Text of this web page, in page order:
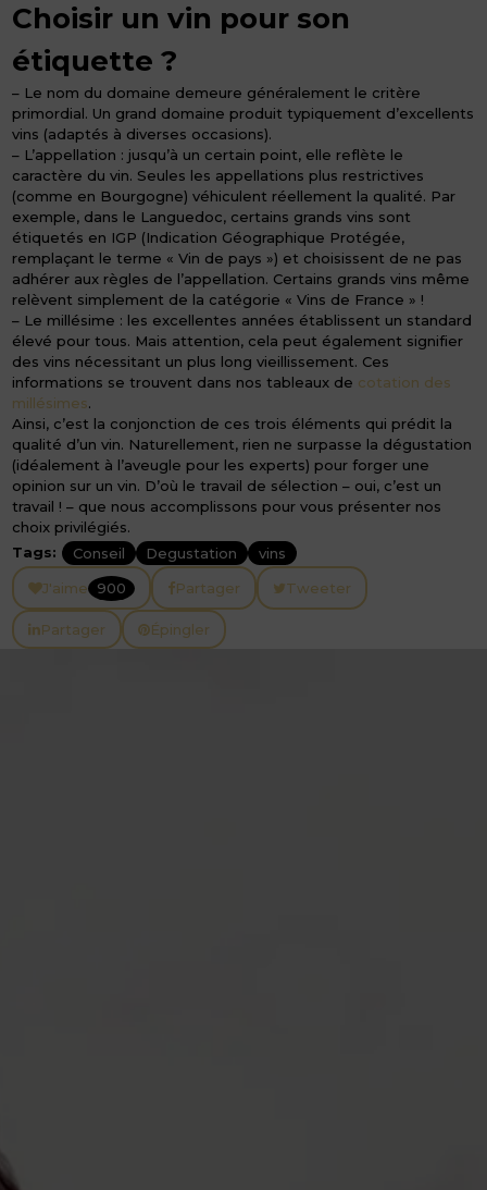
Choisir un vin pour son
étiquette ?
– Le nom du domaine demeure généralement le critère
primordial. Un grand domaine produit typiquement d’excellents
vins (adaptés à diverses occasions).
– L’appellation : jusqu’à un certain point, elle reflète le
caractère du vin. Seules les appellations plus restrictives
(comme en Bourgogne) véhiculent réellement la qualité. Par
exemple, dans le Languedoc, certains grands vins sont
étiquetés en IGP (Indication Géographique Protégée,
remplaçant le terme « Vin de pays ») et choisissent de ne pas
adhérer aux règles de l’appellation. Certains grands vins même
relèvent simplement de la catégorie « Vins de France » !
– Le millésime : les excellentes années établissent un standard
élevé pour tous. Mais attention, cela peut également signifier
des vins nécessitant un plus long vieillissement. Ces
informations se trouvent dans nos tableaux de cotation des
millésimes.
Ainsi, c’est la conjonction de ces trois éléments qui prédit la
qualité d’un vin. Naturellement, rien ne surpasse la dégustation
(idéalement à l’aveugle pour les experts) pour forger une
opinion sur un vin. D’où le travail de sélection – oui, c’est un
travail ! – que nous accomplissons pour vous présenter nos
choix privilégiés.
Tags:
Conseil Degustation
vins
J'aime 900 Partager Tweeter
Partager Épingler